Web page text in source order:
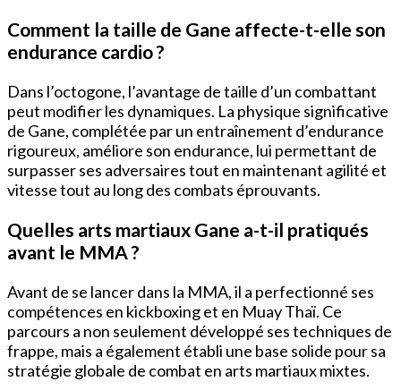
Comment la taille de Gane affecte-t-elle son
endurance cardio ?
Dans l’octogone, l’avantage de taille d’un combattant
peut modifier les dynamiques. La physique significative
de Gane, complétée par un entraînement d’endurance
rigoureux, améliore son endurance, lui permettant de
surpasser ses adversaires tout en maintenant agilité et
vitesse tout au long des combats éprouvants.
Quelles arts martiaux Gane a-t-il pratiqués
avant le MMA ?
Avant de se lancer dans la MMA, il a perfectionné ses
compétences en kickboxing et en Muay Thaï. Ce
parcours a non seulement développé ses techniques de
frappe, mais a également établi une base solide pour sa
stratégie globale de combat en arts martiaux mixtes.